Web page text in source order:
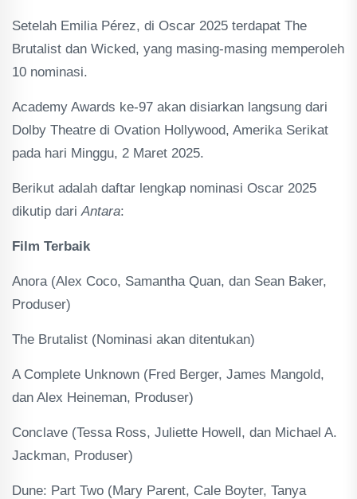
Setelah Emilia Pérez, di Oscar 2025 terdapat The
Brutalist dan Wicked, yang masing-masing memperoleh
10 nominasi.
Academy Awards ke-97 akan disiarkan langsung dari
Dolby Theatre di Ovation Hollywood, Amerika Serikat
pada hari Minggu, 2 Maret 2025.
Berikut adalah daftar lengkap nominasi Oscar 2025
dikutip dariAntara:
Film Terbaik
Anora (Alex Coco, Samantha Quan, dan Sean Baker,
Produser)
The Brutalist (Nominasi akan ditentukan)
A Complete Unknown (Fred Berger, James Mangold,
dan Alex Heineman, Produser)
Conclave (Tessa Ross, Juliette Howell, dan Michael A.
Jackman, Produser)
Dune: Part Two (Mary Parent, Cale Boyter, Tanya